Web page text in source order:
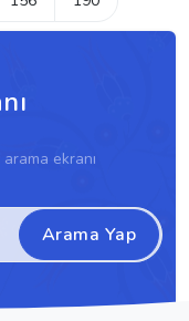
ekranı
Arama Yap